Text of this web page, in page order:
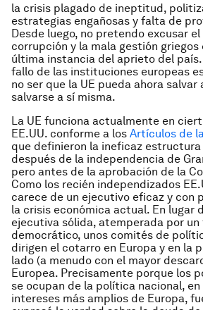
la crisis plagado de ineptitud,
estrategias engañosas y falta de
Desde luego, no pretendo excusar
corrupción y la mala gestión griegos
última instancia del aprieto del país.
fallo de las instituciones europeas
no ser que la UE pueda ahora salvar
salvarse a sí misma.
La UE funciona actualmente en
EE.UU. conforme a los Artículos de
que definieron la ineficaz
después de la independencia de
pero antes de la aprobación de la
Como los recién independizados
carece de un ejecutivo eficaz y con
la crisis económica actual. En lugar
ejecutiva sólida, atemperada por
democrático, unos comités de
dirigen el cotarro en Europa y en la
lado (a menudo con el mayor
Europea. Precisamente porque los
se ocupan de la política nacional, en
intereses más amplios de Europa,